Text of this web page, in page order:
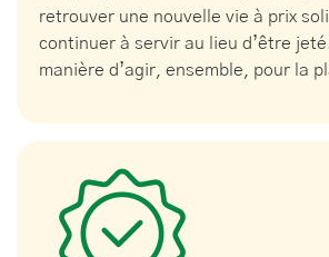
retrouver une nouvelle vie à prix
continuer à servir au lieu d’être
manière d’agir, ensemble, pour la